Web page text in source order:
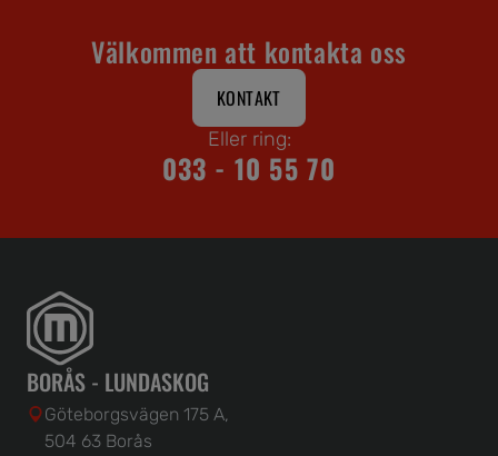
Välkommen att kontakta oss
KONTAKT
Eller ring:
033 - 10 55 70
BORÅS - LUNDASKOG
Göteborgsvägen 175 A,
504 63 Borås